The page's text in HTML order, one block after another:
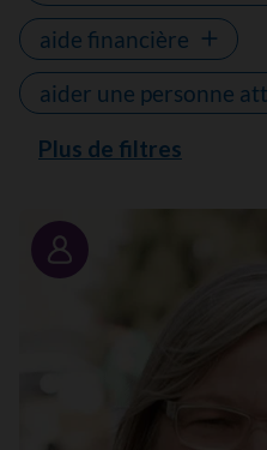
aide financière
aider une personne
Plus de filtres
Portrait